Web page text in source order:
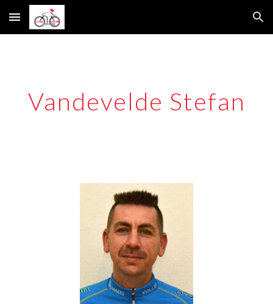
Skip to main content Skip to navigation
Vandevelde Stefan